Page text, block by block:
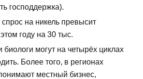
господдержка).
на никель превысит
году на 30 тыс.
биологи могут на четырёх циклах
Более того, в регионах
местный бизнес,